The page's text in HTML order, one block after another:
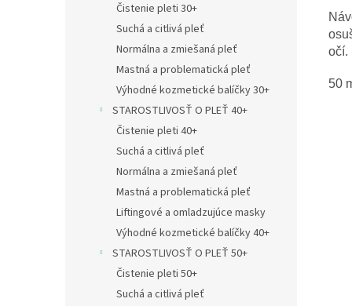
Čistenie pleti 30+
Suchá a citlivá pleť
Normálna a zmiešaná pleť
Mastná a problematická pleť
Výhodné kozmetické balíčky 30+
STAROSTLIVOSŤ O PLEŤ 40+
Čistenie pleti 40+
Suchá a citlivá pleť
Normálna a zmiešaná pleť
Mastná a problematická pleť
Liftingové a omladzujúce masky
Výhodné kozmetické balíčky 40+
STAROSTLIVOSŤ O PLEŤ 50+
Čistenie pleti 50+
Suchá a citlivá pleť
očí.
50